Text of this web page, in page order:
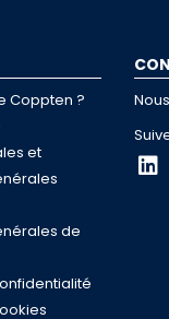
Coppten ?
et
de